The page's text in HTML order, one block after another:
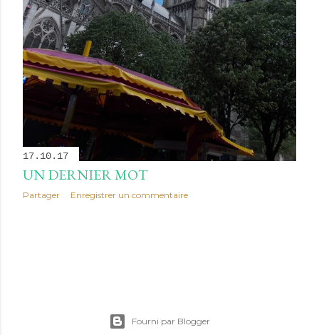
17.10.17
UN DERNIER MOT
Partager Enregistrer un commentaire
Fourni par Blogger